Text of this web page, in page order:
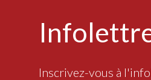
Inscrivez-vous à